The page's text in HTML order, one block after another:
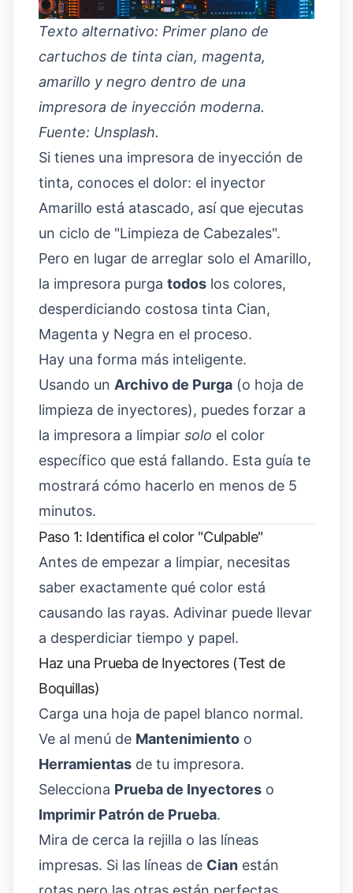
Texto alternativo: Primer plano de
cartuchos de tinta cian, magenta,
amarillo y negro dentro de una
impresora de inyección moderna.
Fuente: Unsplash.
Si tienes una impresora de inyección de
tinta, conoces el dolor: el inyector
Amarillo está atascado, así que ejecutas
un ciclo de "Limpieza de Cabezales".
Pero en lugar de arreglar solo el Amarillo,
la impresora purga todos los colores,
desperdiciando costosa tinta Cian,
Magenta y Negra en el proceso.
Hay una forma más inteligente.
Usando un Archivo de Purga (o hoja de
limpieza de inyectores), puedes forzar a
la impresora a limpiar solo el color
específico que está fallando. Esta guía te
mostrará cómo hacerlo en menos de 5
minutos.
Paso 1: Identifica el color "Culpable"
Antes de empezar a limpiar, necesitas
saber exactamente qué color está
causando las rayas. Adivinar puede llevar
a desperdiciar tiempo y papel.
Haz una Prueba de Inyectores (Test de
Boquillas)
Carga una hoja de papel blanco normal.
Ve al menú de Mantenimiento o
Herramientas de tu impresora.
Selecciona Prueba de Inyectores o
Imprimir Patrón de Prueba.
Mira de cerca la rejilla o las líneas
impresas. Si las líneas de Cian están